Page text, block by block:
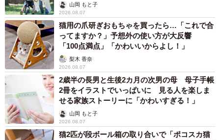
へんが…
山岡 もと子
2026.08.07
猫用の爪研ぎおもちゃを買ったら…「これで合
ってますか？」予想外の使い方が大反響
「100点満点」「かわいいからよし！」
梨木 香奈
2026.08.07
2歳半の長男と生後2カ月の次男の母 母子手帳
2冊をイラストでいっぱいに 見る人を楽しま
せる家族ストーリーに「かわいすぎる！」
山岡 もと子
2026.08.07
猫2匹が段ボール箱の取り合いで「ポコスカ猫